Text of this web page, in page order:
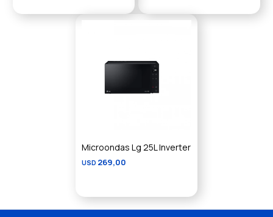
Microondas Lg 25L Inverter
USD 269,00